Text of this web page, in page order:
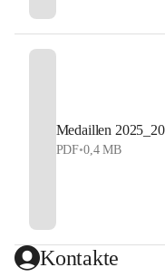
Medaillen
PDF•0,4 MB
Kontakte